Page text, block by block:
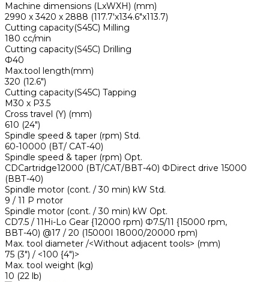
Machine dimensions (LxWXH) (mm)
2990 х 3420 х 2888 (117.7'х134.6"х113.7)
Cutting capacity(S45C) Milling
180 cc/min
Cutting capacity(S45C) Drilling
Ф40
Max.tool length(mm)
320 (12.6")
Cutting capacity(S45C) Tapping
М30 х Р3.5
Cross travel (Y) (mm)
610 (24")
Spindle speed & taper (rpm) Std.
60-10000 (ВТ/ САТ-40)
Spindle speed & taper (rpm) Opt.
CDCartridge12000 (ВТ/САТ/ВВТ-40) ФDirect drive 15000
(ВВТ-40)
Spindle motor (cont. / 30 min) kW Std.
9 / 11 Р motor
Spindle motor (cont. / 30 min) kW Opt.
CD7.5 / 11Hi-Lo Gear {12000 rpm) Ф7.5/11 {15000 rpm,
ВВТ-40) @17 / 20 (15000I 18000/20000 rpm)
Max. tool diameter /<Without adjacent tools> (mm)
75 (3") / <100 {4")>
Max. tool weight (kg)
10 (22 lb)